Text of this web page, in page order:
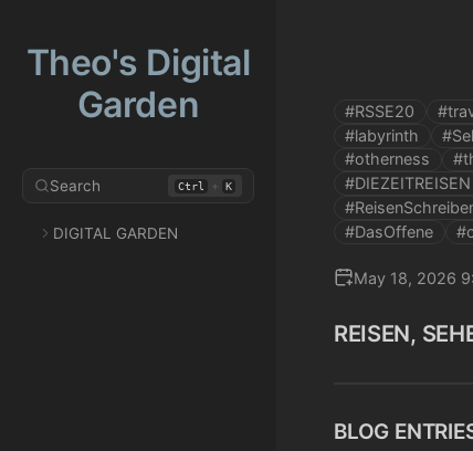
Theo's Digital
Garden
Search Ctrl + K
DIGITAL GARDEN
#RSSE20
#labyrinth
#otherness
#DIEZEITREISEN
#DasOffene
May 18, 2026
REISEN,
BLOG